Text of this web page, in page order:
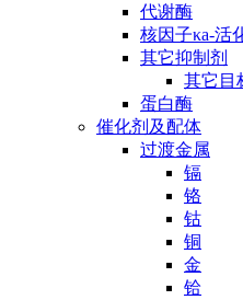
代谢酶
核因子κa-活
其它抑制剂
其它目
蛋白酶
催化剂及配体
过渡金属
镉
铬
钴
铜
金
铪